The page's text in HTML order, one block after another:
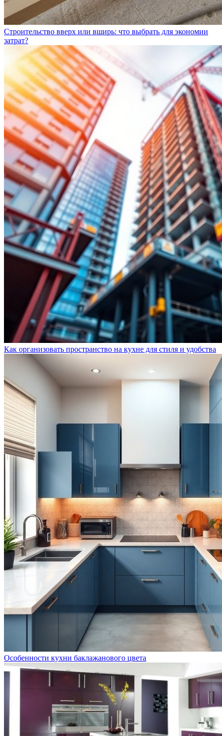
Строительство вверх или вширь: что выбрать для экономии
затрат?
Как организовать пространство на кухне для стиля и удобства
Особенности кухни баклажанового цвета